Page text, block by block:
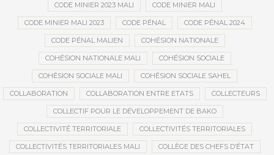
CODE MINIER 2023 MALI CODE MINIER MALI
CODE MINIER MALI 2023 CODE PÉNAL CODE PÉNAL 2024
CODE PÉNAL MALIEN COHÉSION NATIONALE
COHÉSION NATIONALE MALI COHÉSION SOCIALE
COHÉSION SOCIALE MALI COHÉSION SOCIALE SAHEL
COLLABORATION COLLABORATION ENTRE ETATS COLLECTEURS
COLLECTIF POUR LE DÉVELOPPEMENT DE BAKO
COLLECTIVITÉ TERRITORIALE COLLECTIVITÉS TERRITORIALES
COLLECTIVITÉS TERRITORIALES MALI COLLÈGE DES CHEFS D’ÉTAT